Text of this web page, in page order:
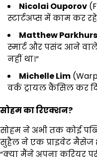
Nicolai Ouporov
स्टार्टअप्स में काम कर रहे
Matthew
स्मार्ट और पसंद आने
नहीं था।”
Michelle Lim
वर्क ट्रायल कैंसिल कर
सोहम का रिएक्शन?
सोहम ने अभी तक कोई
सुहैल ने एक प्राइवेट मैसेज
“क्या मैंने अपना करियर